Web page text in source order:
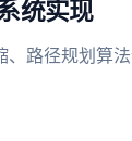
统实现
路径规划算